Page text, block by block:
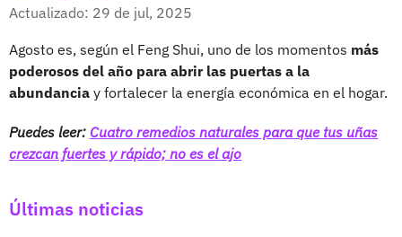
Actualizado: 29 de jul, 2025
Agosto es, según el Feng Shui, uno de los momentos más
poderosos del año para abrir las puertas a la
abundancia y fortalecer la energía económica en el hogar.
Puedes leer: Cuatro remedios naturales para que tus uñas
crezcan fuertes y rápido; no es el ajo
Últimas noticias